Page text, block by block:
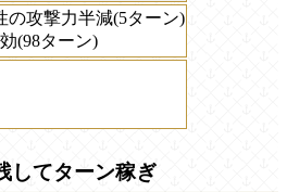
の攻撃力半減(5ターン)
(98ターン)
してターン稼ぎ